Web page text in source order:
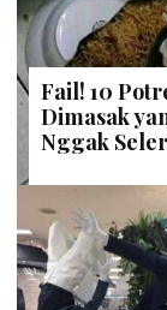
Fail! 10
Dimasak
Nggak